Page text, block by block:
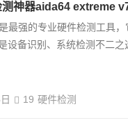
测神器aida64 extreme
最强的专业硬件检测工具
设备识别、系统检测不二之
19 硬件检测